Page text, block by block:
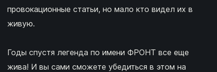
провокационные статьи, но мало кто видел их в
живую.
Годы спустя легенда по имени ФРОНТ все еще
жива! И вы сами сможете убедиться в этом на